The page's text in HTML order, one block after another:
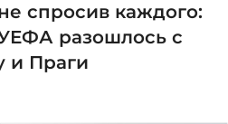
спросив каждого:
разошлось с
и Праги